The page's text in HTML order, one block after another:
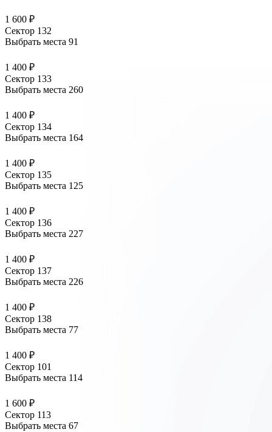
1 600 ₽
Сектор 132
Выбрать места 91
1 400 ₽
Сектор 133
Выбрать места 260
1 400 ₽
Сектор 134
Выбрать места 164
1 400 ₽
Сектор 135
Выбрать места 125
1 400 ₽
Сектор 136
Выбрать места 227
1 400 ₽
Сектор 137
Выбрать места 226
1 400 ₽
Сектор 138
Выбрать места 77
1 400 ₽
Сектор 101
Выбрать места 114
1 600 ₽
Сектор 113
Выбрать места 67